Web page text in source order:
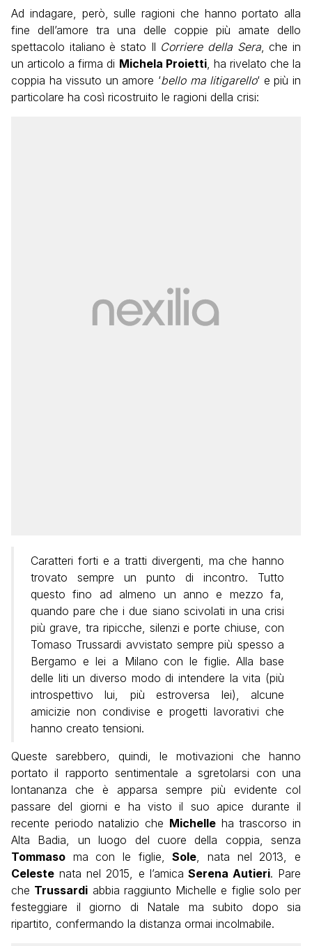
Ad indagare, però, sulle ragioni che hanno portato alla
fine dell’amore tra una delle coppie più amate dello
spettacolo italiano è stato Il Corriere della Sera, che in
un articolo a firma di Michela Proietti, ha rivelato che la
coppia ha vissuto un amore ‘bello ma litigarello‘ e più in
particolare ha così ricostruito le ragioni della crisi:
Caratteri forti e a tratti divergenti, ma che hanno
trovato sempre un punto di incontro. Tutto
questo fino ad almeno un anno e mezzo fa,
quando pare che i due siano scivolati in una crisi
più grave, tra ripicche, silenzi e porte chiuse, con
Tomaso Trussardi avvistato sempre più spesso a
Bergamo e lei a Milano con le figlie. Alla base
delle liti un diverso modo di intendere la vita (più
introspettivo lui, più estroversa lei), alcune
amicizie non condivise e progetti lavorativi che
hanno creato tensioni.
Queste sarebbero, quindi, le motivazioni che hanno
portato il rapporto sentimentale a sgretolarsi con una
lontananza che è apparsa sempre più evidente col
passare del giorni e ha visto il suo apice durante il
recente periodo natalizio che Michelleha trascorso in
Alta Badia, un luogo del cuore della coppia, senza
Tommaso ma con le figlie,Sole , nata nel 2013, e
Celeste nata nel 2015, e l’amica Serena Autieri. Pare
che Trussardi abbia raggiunto Michelle e figlie solo per
festeggiare il giorno di Natale ma subito dopo sia
ripartito, confermando la distanza ormai incolmabile.